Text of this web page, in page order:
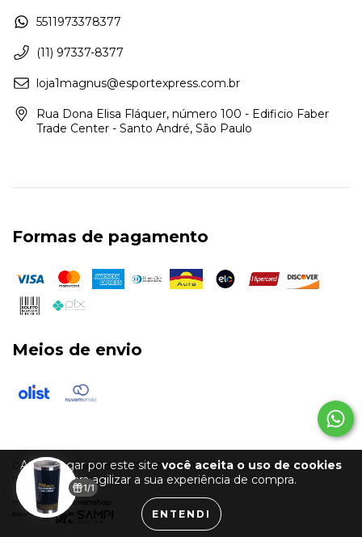
Ao navegar por este sitevocê aceita o uso de cookies
para agilizar a sua experiência de compra.
ENTENDI
5511973378377
(11) 97337-8377
loja1magnus@esportexpress.com.br
Rua Dona Elisa Fláquer, número 100 - Edificio Faber
Trade Center - Santo André, São Paulo
Formas de pagamento
Meios de envio
Copyright Esportexpress - 29967195000125 - 2026. Todos os direitos
reservados.
1/1